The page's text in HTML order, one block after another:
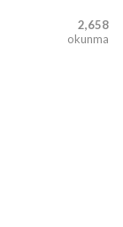
2,658
okunma